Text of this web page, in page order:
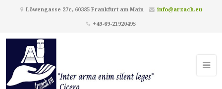
Löwengasse 27c, 60385 Frankfurt am Main
info@arzach.eu
+49-69-21920495